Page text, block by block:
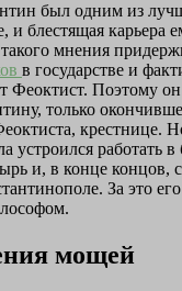
был одним из
и блестящая карьера
мнения
в государстве и
Феоктист. Поэтому
только
крестнице.
устроился работать
и, в конце концов,
За это
мощей